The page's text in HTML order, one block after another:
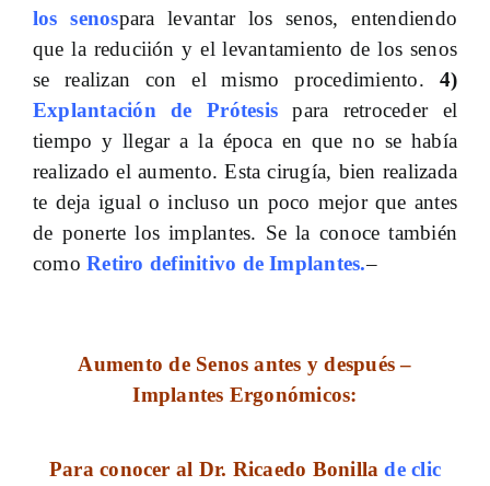
los senospara levantar los senos, entendiendo
que la reduciión y el levantamiento de los senos
se realizan con el mismo procedimiento. 4)
Explantación de Prótesis para retroceder el
tiempo y llegar a la época en que no se había
realizado el aumento. Esta cirugía, bien realizada
te deja igual o incluso un poco mejor que antes
de ponerte los implantes. Se la conoce también
comoRetiro definitivo de Implantes.–
Aumento de Senos antes y después –
Implantes Ergonómicos:
Para conocer al Dr. Ricaedo Bonillade clic